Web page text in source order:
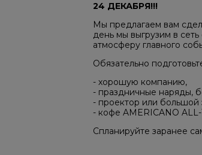
24 ДЕКАБРЯ!!!
Мы предлагаем вам
день мы выгрузим в
атмосферу главного
Обязательно
- хорошую компанию,
- праздничные наряды,
- проектор или большой
- кофе AMERICANO
Спланируйте заранее